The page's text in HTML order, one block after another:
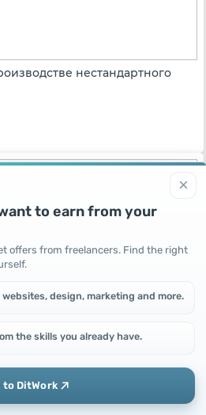
нестандартного
×
to earn from your
offers from freelancers. Find the right
design, marketing and more.
the skills you already have.
to DitWork
performance and make the site
Messages Profile